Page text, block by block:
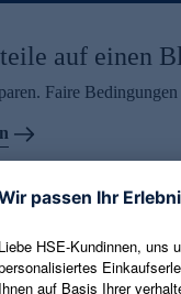
auf einen
Faire
Gutschein erhalten
abonnieren und
Mail erhalten. Als